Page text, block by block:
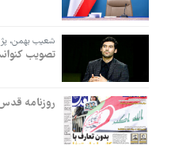
شعیب بهمن،
تصویب
روزنامه قدس